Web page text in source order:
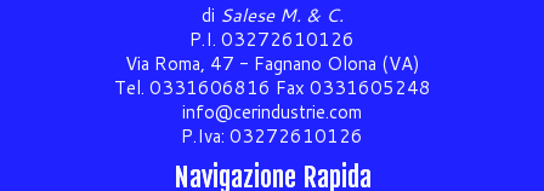
di Salese M. & C.
P.I. 03272610126
Via Roma, 47 - Fagnano Olona (VA)
Tel. 0331606816 Fax 0331605248
info@cerindustrie.com
P.Iva: 03272610126
Navigazione Rapida